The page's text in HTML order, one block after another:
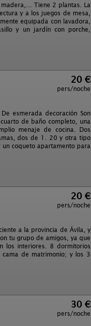
Tiene 2 plantas. La
y a los juegos de mesa,
equipada con lavadora,
y un jardín con porche,
20 €
pers/noche
esmerada decoración Son
de baño completo, una
menaje de cocina. Dos
dos de 1. 20 y otra tipo
coqueto apartamento para
20 €
pers/noche
a la provincia de Ávila, y
tu grupo de amigos, ya que
los interiores. 8 dormitorios
de matrimonio; y los 3
30 €
pers/noche